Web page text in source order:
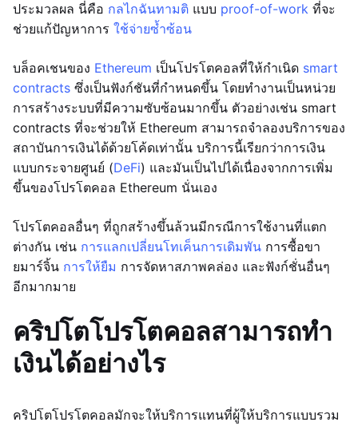
ประมวลผล นี่คือ กลไกฉันทามติ แบบ proof-of-work ที่จะ
ช่วยแก้ปัญหาการ ใช้จ่ายซ้ำซ้อน
บล็อคเชนของ Ethereum เป็นโปรโตคอลที่ให้กำเนิด smart
contracts ซึ่งเป็นฟังก์ชันที่กำหนดขึ้น โดยทำงานเป็นหน่วย
การสร้างระบบที่มีความซับซ้อนมากขึ้น ตัวอย่างเช่น smart
contracts ที่จะช่วยให้ Ethereum สามารถจำลองบริการของ
สถาบันการเงินได้ด้วยโค้ดเท่านั้น บริการนี้เรียกว่าการเงิน
แบบกระจายศูนย์ (DeFi) และมันเป็นไปได้เนื่องจากการเพิ่ม
ขึ้นของโปรโตคอล Ethereum นั่นเอง
โปรโตคอลอื่นๆ ที่ถูกสร้างขึ้นล้วนมีกรณีการใช้งานที่แตก
ต่างกัน เช่น การแลกเปลี่ยนโทเค็นการเดิมพัน การซื้อขา
ยมาร์จิ้น การให้ยืม การจัดหาสภาพคล่อง และฟังก์ชั่นอื่นๆ
อีกมากมาย
คริปโตโปรโตคอลสามารถทำ
เงินได้อย่างไร
คริปโตโปรโตคอลมักจะให้บริการแทนที่ผู้ให้บริการแบบรวม